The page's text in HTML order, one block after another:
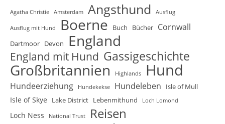
Agatha Christie Amsterdam Angsthund Ausflug
Ausflug mit Hund Boerne Buch Bücher Cornwall
Dartmoor Devon England
England mit Hund Gassigeschichte
Großbritannien Highlands Hund
Hundeerziehung Hundekekse Hundeleben Isle of Mull
Isle of Skye Lake District Lebenmithund Loch Lomond
Loch Ness National Trust Reisen